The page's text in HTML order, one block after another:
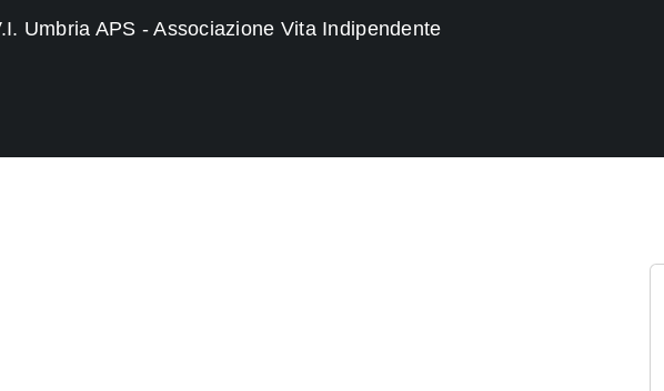
Umbria APS - Associazione Vita Indipendente